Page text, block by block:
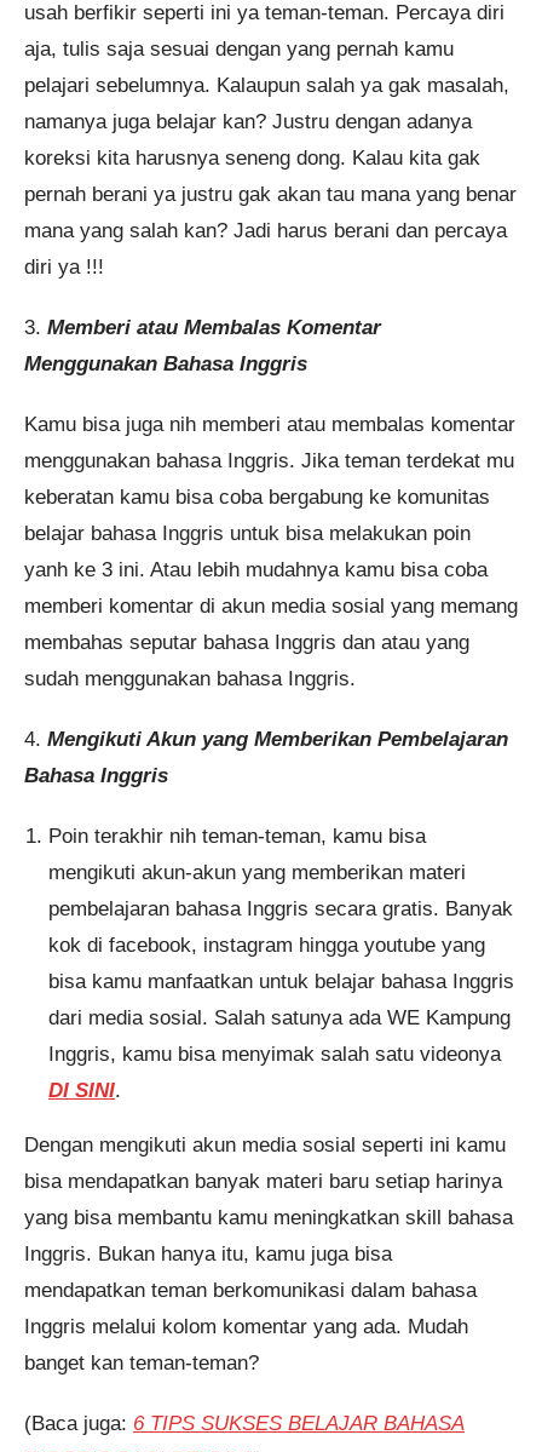
usah berfikir seperti ini ya teman-teman. Percaya diri
aja, tulis saja sesuai dengan yang pernah kamu
pelajari sebelumnya. Kalaupun salah ya gak masalah,
namanya juga belajar kan? Justru dengan adanya
koreksi kita harusnya seneng dong. Kalau kita gak
pernah berani ya justru gak akan tau mana yang benar
mana yang salah kan? Jadi harus berani dan percaya
diri ya !!!
3. Memberi atau Membalas Komentar
Menggunakan Bahasa Inggris
Kamu bisa juga nih memberi atau membalas komentar
menggunakan bahasa Inggris. Jika teman terdekat mu
keberatan kamu bisa coba bergabung ke komunitas
belajar bahasa Inggris untuk bisa melakukan poin
yanh ke 3 ini. Atau lebih mudahnya kamu bisa coba
memberi komentar di akun media sosial yang memang
membahas seputar bahasa Inggris dan atau yang
sudah menggunakan bahasa Inggris.
4. Mengikuti Akun yang Memberikan Pembelajaran
Bahasa Inggris
Poin terakhir nih teman-teman, kamu bisa
mengikuti akun-akun yang memberikan materi
pembelajaran bahasa Inggris secara gratis. Banyak
kok di facebook, instagram hingga youtube yang
bisa kamu manfaatkan untuk belajar bahasa Inggris
dari media sosial. Salah satunya ada WE Kampung
Inggris, kamu bisa menyimak salah satu videonya
DI SINI.
Dengan mengikuti akun media sosial seperti ini kamu
bisa mendapatkan banyak materi baru setiap harinya
yang bisa membantu kamu meningkatkan skill bahasa
Inggris. Bukan hanya itu, kamu juga bisa
mendapatkan teman berkomunikasi dalam bahasa
Inggris melalui kolom komentar yang ada. Mudah
banget kan teman-teman?
(Baca juga: 6 TIPS SUKSES BELAJAR BAHASA